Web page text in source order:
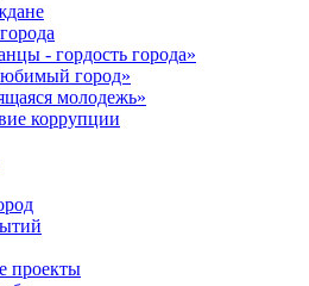
- гордость города»
город»
молодежь»
коррупции
проекты